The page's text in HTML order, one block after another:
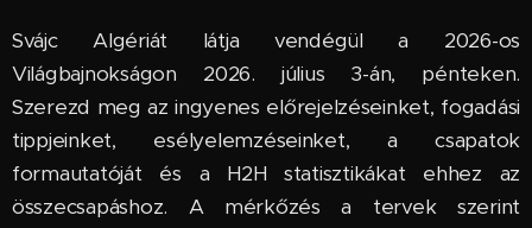
Svájc Algériát látja vendégül a 2026-os
Világbajnokságon 2026. július 3-án, pénteken.
Szerezd meg az ingyenes előrejelzéseinket, fogadási
tippjeinket, esélyelemzéseinket, a csapatok
formautatóját és a H2H statisztikákat ehhez az
összecsapáshoz. A mérkőzés a tervek szerint